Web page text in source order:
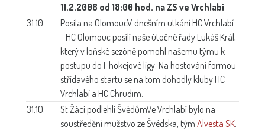
11.2.2008 od 18:00 hod. na ZS ve Vrchlabí
31.10.
Posila na OlomoucV dnešním utkání HC Vrchlabí
- HC Olomouc posílí naše útočné řady Lukáš Král,
který v loňské sezóně pomohl našemu týmu k
postupu do I. hokejové ligy. Na hostování formou
střídavého startu se na tom dohodly kluby HC
Vrchlabí a HC Chrudim.
31.10.
St.Žáci podlehli ŠvédůmVe Vrchlabí bylo na
soustředění mužstvo ze Švédska, tým Alvesta SK